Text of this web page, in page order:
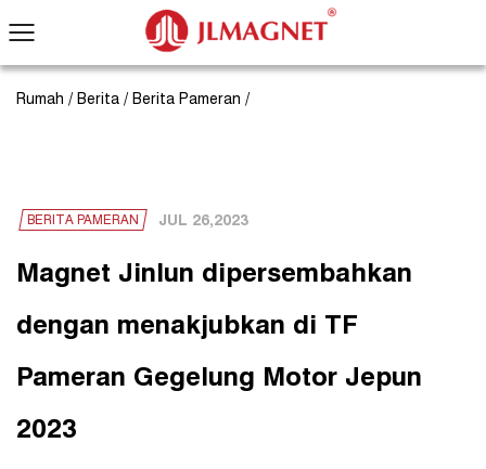
Rumah / Berita / Berita Pameran /
BERITA PAMERAN JUL 26,2023
Magnet Jinlun dipersembahkan
dengan menakjubkan di TF
Pameran Gegelung Motor Jepun
2023